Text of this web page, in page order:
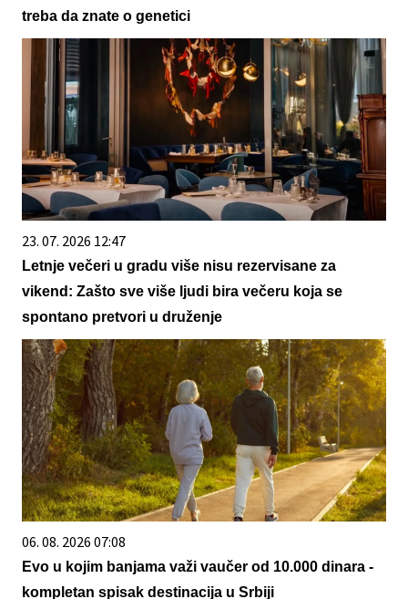
treba da znate o genetici
23. 07. 2026 12:47
Letnje večeri u gradu više nisu rezervisane za
vikend: Zašto sve više ljudi bira večeru koja se
spontano pretvori u druženje
06. 08. 2026 07:08
Evo u kojim banjama važi vaučer od 10.000 dinara -
kompletan spisak destinacija u Srbiji